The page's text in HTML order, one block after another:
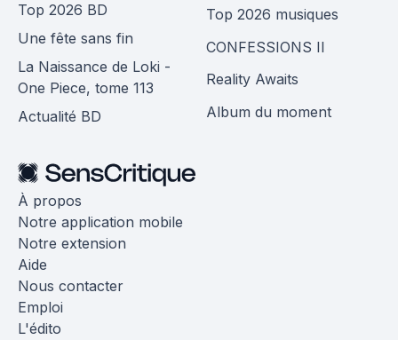
Top 2026 BD
Une fête sans fin
La Naissance de Loki -
One Piece, tome 113
Actualité BD
Top 2026 musiques
CONFESSIONS II
Reality Awaits
Album du moment
À propos
Notre application mobile
Notre extension
Aide
Nous contacter
Emploi
L'édito